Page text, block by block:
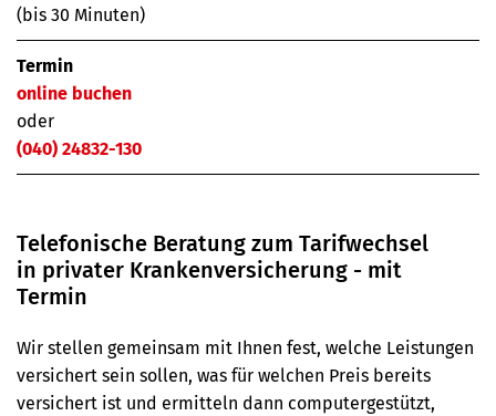
(bis 30 Minuten)
Termin
online buchen
oder
(040) 24832-130
Telefonische Beratung zum Tarifwechsel
in privater Kranken­versicherung - mit
Termin
Wir stellen gemeinsam mit Ihnen fest, welche Leistungen
versichert sein sollen, was für welchen Preis bereits
versichert ist und ermitteln dann computergestützt,